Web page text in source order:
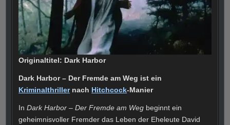
Originaltitel: Dark Harbor
Dark Harbor – Der Fremde am Weg ist ein
Kriminalthrillernach Hitchcock-Manier
InDark Harbor – Der Fremde am Weg beginnt ein
geheimnisvoller Fremder das Leben der Eheleute David